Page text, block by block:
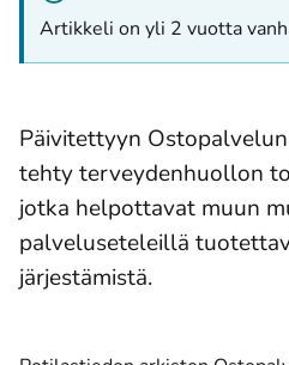
Artikkeli on yli 2 vuotta
Päivitettyyn
tehty terveydenhuollon
jotka helpottavat muun
palveluseteleillä
järjestämistä.